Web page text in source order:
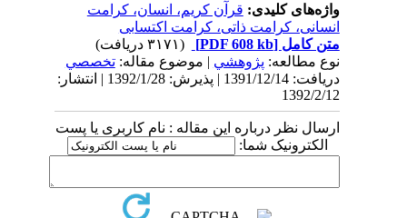
واژه‌های کلیدی:قرآن کریم، انسان، کرامت
انسانی، کرامت ذاتی، کرامت اکتسابی
متن کامل[PDF 608 kb]
نوع مطالعه:پژوهشي| موضوع مقاله:تخصصي
دریافت: 1391/12/14 | پذیرش: 1392/1/28 | انتشار:
1392/2/12
ارسال نظر درباره این مقاله : نام کاربری یا پست
الکترونیک شما: